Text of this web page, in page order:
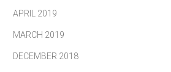
APRIL 2019
MARCH 2019
DECEMBER 2018